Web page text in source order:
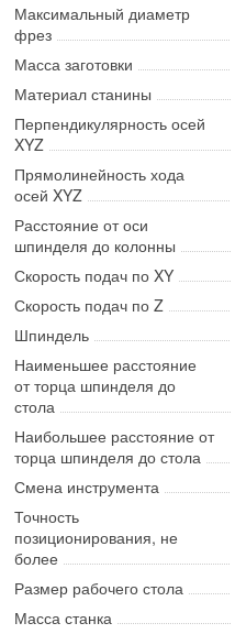
Максимальный диаметр
фрез
Масса заготовки
Материал станины
Перпендикулярность осей
XYZ
Прямолинейность хода
осей XYZ
Расстояние от оси
шпинделя до колонны
Скорость подач по XY
Скорость подач по Z
Шпиндель
Наименьшее расстояние
от торца шпинделя до
стола
Наибольшее расстояние от
торца шпинделя до стола
Смена инструмента
Точность
позиционирования, не
более
Размер рабочего стола
Масса станка